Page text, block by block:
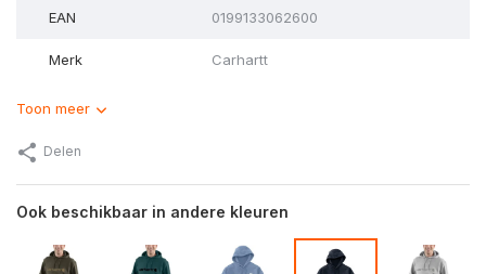
EAN 0199133062600
Merk Carhartt
Toon meer
Delen
Ook beschikbaar in andere kleuren